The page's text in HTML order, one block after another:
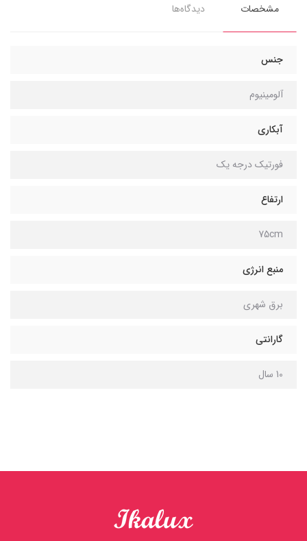
مشخصات دیدگاه‌ها
جنس
آلومینیوم
آبکاری
فورتیک درجه یک
ارتفاع
75cm
منبع انرژی
برق شهری
گارانتی
10 سال